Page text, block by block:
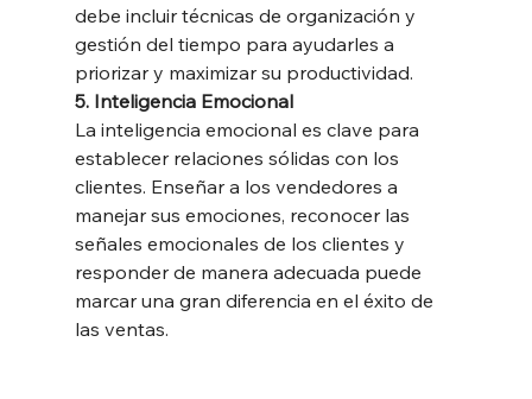
debe incluir técnicas de organización y
gestión del tiempo para ayudarles a
priorizar y maximizar su productividad.
5. Inteligencia Emocional
La inteligencia emocional es clave para
establecer relaciones sólidas con los
clientes. Enseñar a los vendedores a
manejar sus emociones, reconocer las
señales emocionales de los clientes y
responder de manera adecuada puede
marcar una gran diferencia en el éxito de
las ventas.